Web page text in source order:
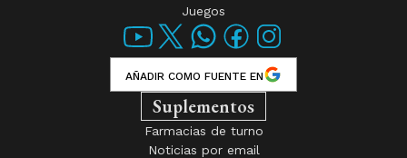
Juegos
AÑADIR COMO FUENTE EN
Suplementos
Farmacias de turno
Noticias por email